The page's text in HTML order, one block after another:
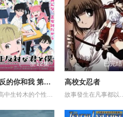
全12集
相反的你和我 第一季
女高中生铃木的个性开朗、交友甚广、擅长察言观色，是班上的中心人物之一，她喜欢的对象是坐在自己隔壁的男同学谷，而谷的个性与铃木恰恰相反，他内敛沉稳、有主见、待人一视同仁。铃木一直无法鼓起勇气告白，直到某日一个偶然机会，两人放学回家时走在同一条路上，并因此牵起了手。之后两人相互倾诉对彼此的好感，并开始交往，而同学们虽然感到讶异，但也都很支持两人的恋情。
已完结
高校女忍者
故事發生在凡事都以決鬥解決的大門高中。就讀大門高中的怪怪女生御劍涼子，是個熱愛武士道，劍術高超的時代劇迷，更是解決校內麻煩「K FIGHT」決鬥制度的冠軍！